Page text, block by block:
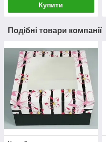
Купити
Подібні товари компанії